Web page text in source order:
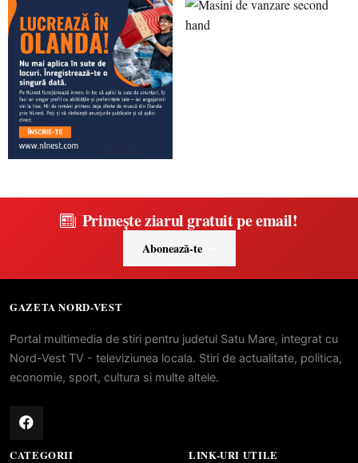
Primește ziarul gratuit pe email!
Abonează-te
GAZETA NORD-VEST
Portal multimedia de stiri pentru judetul Satu Mare, integrat cu
Nord-Vest TV - televiziunea locala. Stiri de actualitate, politica,
economie, sport, cultura si multe altele.
CATEGORII LINK-URI UTILE